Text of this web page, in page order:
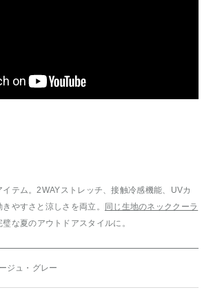
テム。2WAYストレッチ、接触冷感機能、UVカ
やすさと涼しさを両立。 同じ生地のネッククーラ
な夏のアウトドアスタイルに。
ジュ・グレー